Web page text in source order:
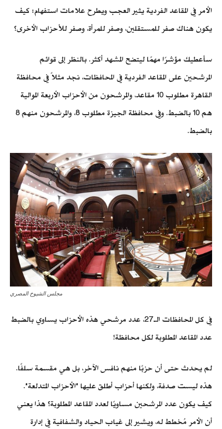
الأمر في المقاعد الفردية يثير العجب ويطرح علامات استفهام: كيف
يكون هناك صفر للمستقلين، وصفر للمرأة، وصفر للأحزاب الأخرى؟
سأعطيك مؤشرًا مهمًا ليتضح المشهد أكثر. بالنظر إلى قوائم
المرشحين على المقاعد الفردية في المحافظات، نجد مثلاً في محافظة
القاهرة مطلوب 10 مقاعد، والمرشحون من الأحزاب الأربعة الموالية
هم 10 بالضبط. وفي محافظة الجيزة مطلوب 8، والمرشحون منهم 8
بالضبط.
مجلس الشيوخ المصري
في كل المحافظات الـ27، عدد مرشحي هذه الأحزاب يساوي بالضبط
عدد المقاعد المطلوبة لكل محافظة!
لم يحدث حتى أن حزبًا منهم نافس الآخر، بل هي مقسمة سلفًا.
هذه ليست صدفة، ولكنها أحزاب أطلق عليها "الأحزاب المتدلعة".
كيف يكون عدد المرشحين مساويًا لعدد المقاعد المطلوبة؟ هذا يعني
أن الأمر مُخطط له، ويشير إلى غياب الحياد والشفافية في إدارة